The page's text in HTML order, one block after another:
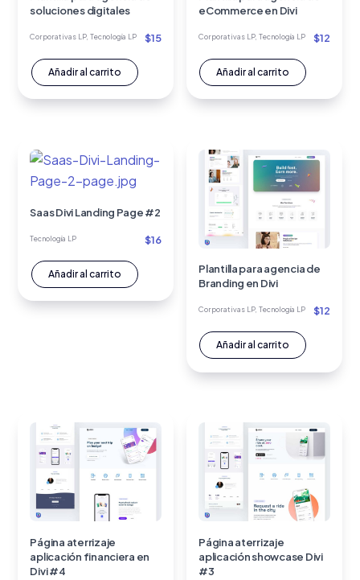
soluciones digitales
Corporativas LP,Tecnología LP $15
Añadir al carrito
eCommerce en Divi
Corporativas LP,Tecnología LP $12
Añadir al carrito
Saas Divi Landing Page #2
Tecnología LP $16
Añadir al carrito
Plantilla para agencia de
Branding en Divi
Corporativas LP,Tecnología LP $12
Añadir al carrito
Página aterrizaje
aplicación financiera en
Divi #4
Página aterrizaje
aplicación showcase Divi
#3